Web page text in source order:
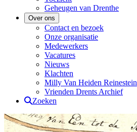
Geheugen van Drenthe
Over ons
Contact en bezoek
Onze organisatie
Medewerkers
Vacatures
Nieuws
Klachten
Milly Van Heiden Reinestein
Vrienden Drents Archief
Zoeken
Drents Archief